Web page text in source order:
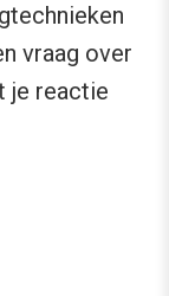
vraag over
je reactie